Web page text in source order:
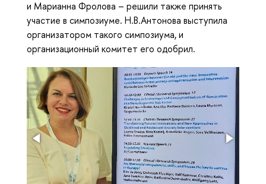
и Марианна Фролова – решили также принять
участие в симпозиуме. Н.В.Антонова выступила
организатором такого симпозиума, и
организационный комитет его одобрил.